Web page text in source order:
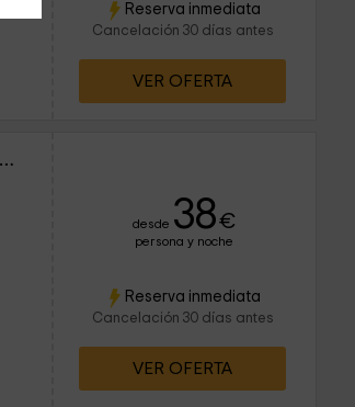
Reserva inmediata
Cancelación 30 días antes
VER OFERTA
Apartamentos Las Caldas- Apto. SPA Las Caldas
desde 38€
persona y noche
Reserva inmediata
Cancelación 30 días antes
VER OFERTA